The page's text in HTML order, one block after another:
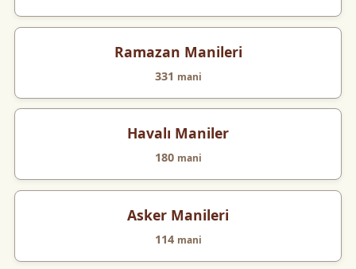
Ramazan Manileri
331 mani
Havalı Maniler
180 mani
Asker Manileri
114 mani